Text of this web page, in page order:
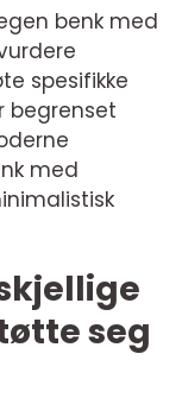
benk med
spesifikke
begrenset
med
seg